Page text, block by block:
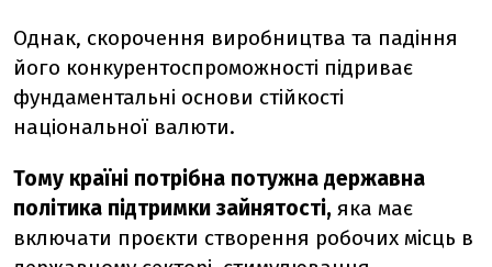
Однак, скорочення виробництва та падіння
його конкурентоспроможності підриває
фундаментальні основи стійкості
національної валюти.
Тому країні потрібна потужна державна
політика підтримки зайнятості, яка має
включати проєкти створення робочих місць в